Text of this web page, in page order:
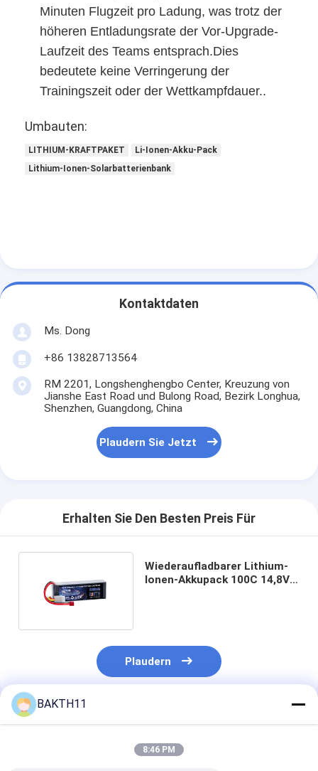
Nickelmetahlhydrid-Akkupackung
Lithium-Ionen-Batterie-Ladegerät
Minuten Flugzeit pro Ladung, was trotz der
höheren Entladungsrate der Vor-Upgrade-
Laufzeit des Teams entsprach.Dies
bedeutete keine Verringerung der
Trainingszeit oder der Wettkampfdauer..
Umbauten:
LITHIUM-KRAFTPAKET
Li-Ionen-Akku-Pack
Lithium-Ionen-Solarbatterienbank
Kontaktdaten
Ms. Dong
+86 13828713564
RM 2201, Longshenghengbo Center, Kreuzung von
Jianshe East Road und Bulong Road, Bezirk Longhua,
Shenzhen, Guangdong, China
Plaudern Sie Jetzt
Erhalten Sie Den Besten Preis Für
Wiederaufladbarer Lithium-
Ionen-Akkupack 100C 14,8V
Plaudern
Empfohlene Produkte
BAKTH11
8:46 PM